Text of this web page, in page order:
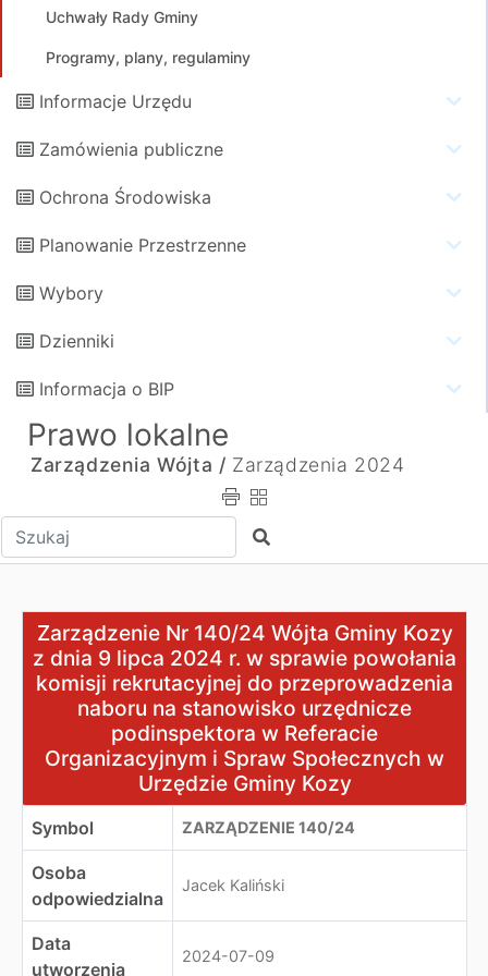
Uchwały Rady Gminy
Programy, plany, regulaminy
Informacje Urzędu
Zamówienia publiczne
Ochrona Środowiska
Planowanie Przestrzenne
Wybory
Dzienniki
Informacja o BIP
Prawo lokalne
Zarządzenia Wójta / Zarządzenia 2024
Wpisz tekst do wyszukania Szukaj
Zarządzenie Nr 140/24 Wójta Gminy Kozy z dnia 9
Zarządzenie Nr 140/24 Wójta Gminy Kozy
z dnia 9 lipca 2024 r. w sprawie powołania
komisji rekrutacyjnej do przeprowadzenia
naboru na stanowisko urzędnicze
podinspektora w Referacie
Organizacyjnym i Spraw Społecznych w
Urzędzie Gminy Kozy
Symbol ZARZĄDZENIE 140/24
Osoba
odpowiedzialna
Jacek Kaliński
Data
utworzenia
2024-07-09